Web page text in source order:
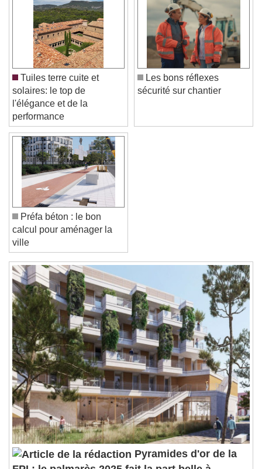
Color
Text Background
Color
Caption Area Background
Color
Font Size
Text Edge Style
Font Family
Reset
Done
End of dialog window.
Tuiles terre cuite et
solaires: le top de
l'élégance et de la
performance
Les bons réflexes
Préfa béton : le bon
calcul pour aménager la
ville
Pyramides d'or de la